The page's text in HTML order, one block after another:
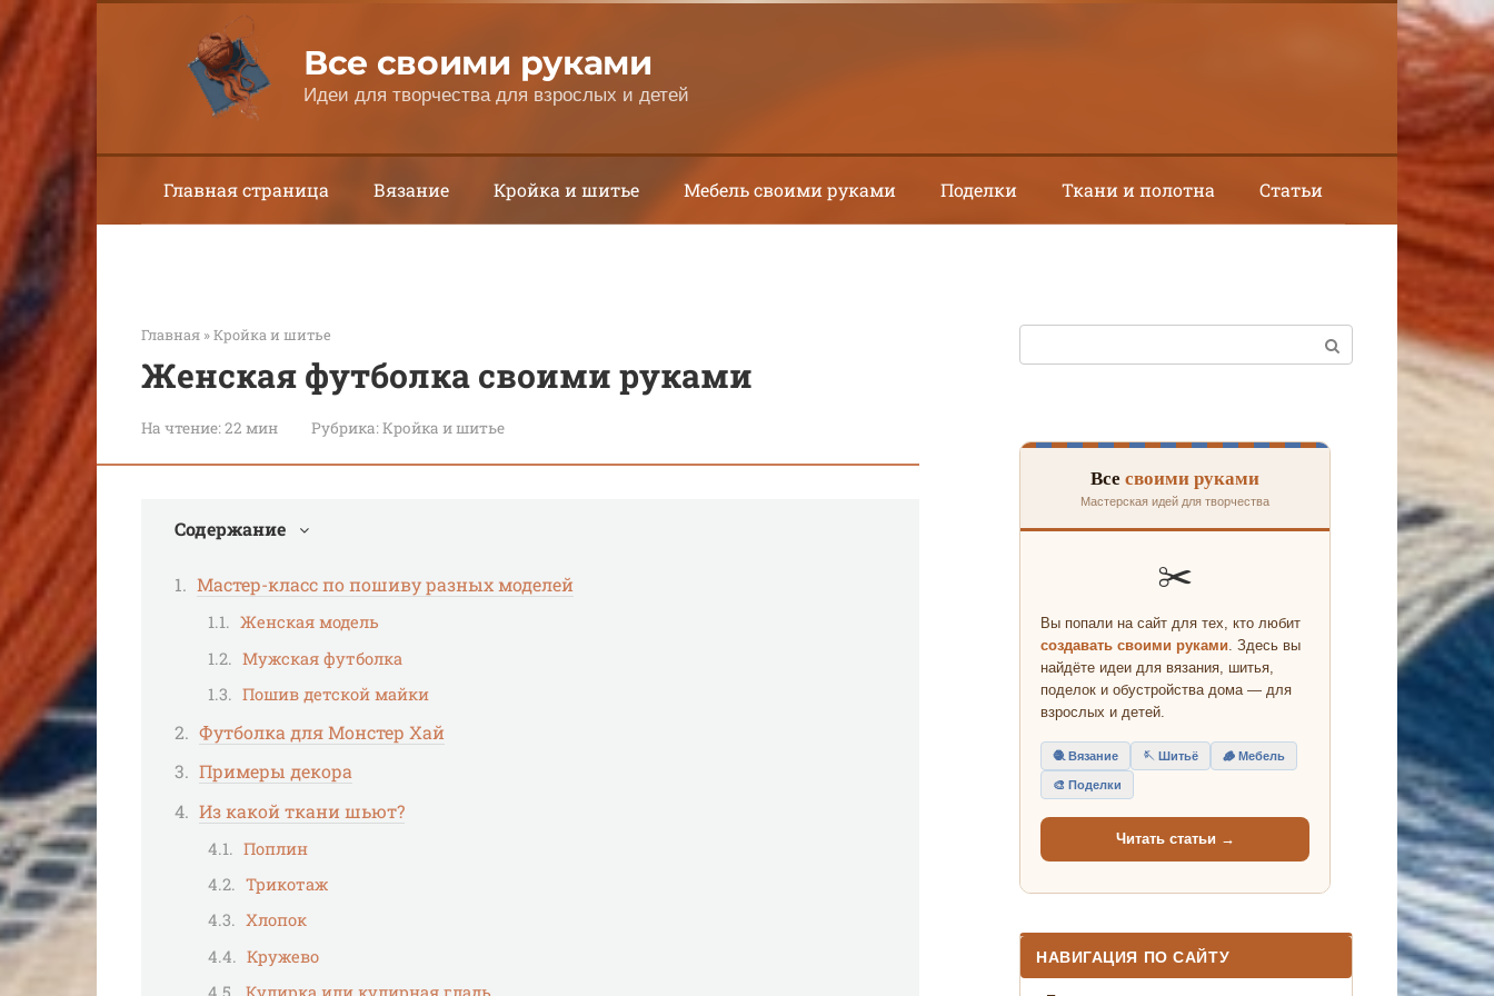
Перейти
к
контенту
Все своими руками
Идеи для творчества для взрослых и детей
Главная страница Вязание Кройка и шитье Мебель своими руками Поделки Ткани и полотна Статьи
Главная »Кройка и шитье
Женская футболка своими руками
На чтение:22 мин Рубрика:Кройка и шитье
Содержание
Мастер-класс по пошиву разных моделей
Женская модель
Мужская футболка
Пошив детской майки
Футболка для Монстер Хай
Примеры декора
Из какой ткани шьют?
Поплин
Трикотаж
Хлопок
Кружево
Все своими руками
Мастерская идей для творчества
✂️
Вы попали на сайт для тех, кто любит
создавать своими руками. Здесь вы
найдёте идеи для вязания, шитья,
поделок и обустройства дома — для
взрослых и детей.
🧶 Вязание 🪡 Шитьё 🪵 Мебель
🎨 Поделки
Читать статьи →
НАВИГАЦИЯ ПО САЙТУ